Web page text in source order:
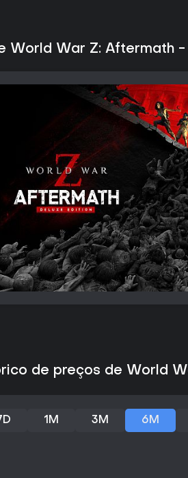
World War Z: Aftermath
de preços de World
1M 3M 6M